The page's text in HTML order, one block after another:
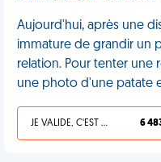
Aujourd'hui, après une
immature de grandir un
relation. Pour tenter une
une photo d'une patate
JE VALIDE, C'EST UNE VDM 6